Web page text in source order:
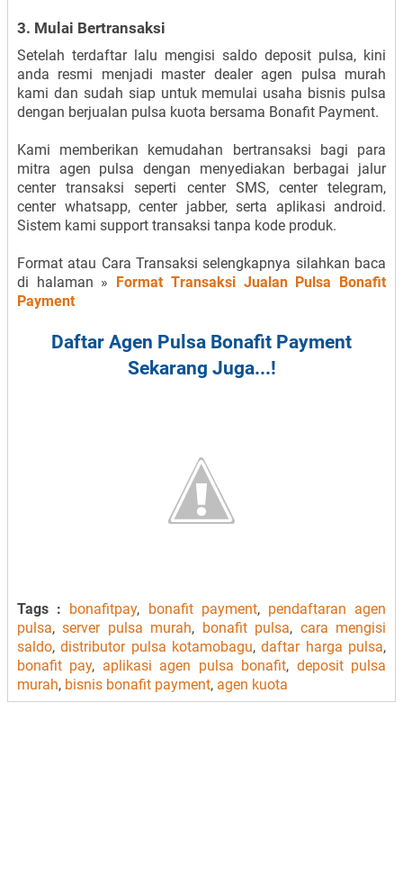
3. Mulai Bertransaksi
Setelah terdaftar lalu mengisi saldo deposit pulsa, kini
anda resmi menjadi master dealer agen pulsa murah
kami dan sudah siap untuk memulai usaha bisnis pulsa
dengan berjualan pulsa kuota bersama Bonafit Payment.
Kami memberikan kemudahan bertransaksi bagi para
mitra agen pulsa dengan menyediakan berbagai jalur
center transaksi seperti center SMS, center telegram,
center whatsapp, center jabber, serta aplikasi android.
Sistem kami support transaksi tanpa kode produk.
Format atau Cara Transaksi selengkapnya silahkan baca
di halaman » Format Transaksi Jualan Pulsa Bonafit
Payment
Daftar Agen Pulsa Bonafit Payment
Sekarang Juga...!
Tags : bonafitpay, bonafit payment, pendaftaran agen
pulsa,server pulsa murah, bonafit pulsa, cara mengisi
saldo,distributor pulsa kotamobagu,daftar harga pulsa,
bonafit pay, aplikasi agen pulsa bonafit, deposit pulsa
murah, bisnis bonafit payment, agen kuota